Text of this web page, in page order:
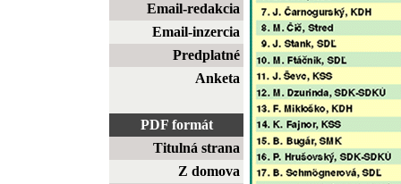
Email-redakcia
Email-inzercia
Predplatné
Anketa
PDF formát
Titulná strana
Z domova